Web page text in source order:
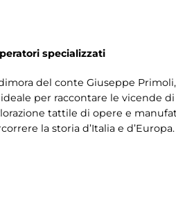
specializzati
del conte Giuseppe
per raccontare le vicende
tattile di opere e
la storia d’Italia e d’Europa.